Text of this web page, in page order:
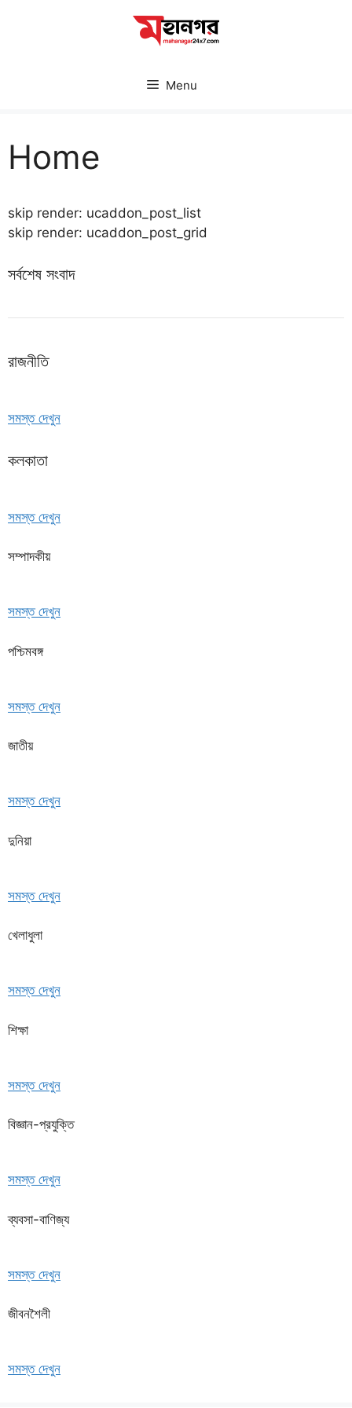
Menu
Home
skip render: ucaddon_post_list
skip render: ucaddon_post_grid
সর্বশেষ সংবাদ
রাজনীতি
সমস্ত দেখুন
কলকাতা
সমস্ত দেখুন
সম্পাদকীয়
সমস্ত দেখুন
পশ্চিমবঙ্গ
সমস্ত দেখুন
জাতীয়
সমস্ত দেখুন
দুনিয়া
সমস্ত দেখুন
খেলাধুলা
সমস্ত দেখুন
শিক্ষা
সমস্ত দেখুন
বিজ্ঞান-প্রযুক্তি
সমস্ত দেখুন
ব্যবসা-বাণিজ্য
সমস্ত দেখুন
জীবনশৈলী
সমস্ত দেখুন